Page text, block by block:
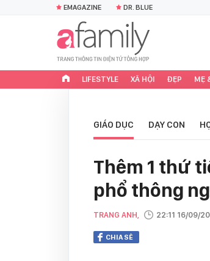
EMAGAZINE DR. BLUE
LIFESTYLE XÃ HỘI ĐẸP MẸ
GIÁO DỤC DẠY CON
Thêm 1 thứ
phổ thông
TRANG ANH, 22:11 16/09/
CHIA SẺ